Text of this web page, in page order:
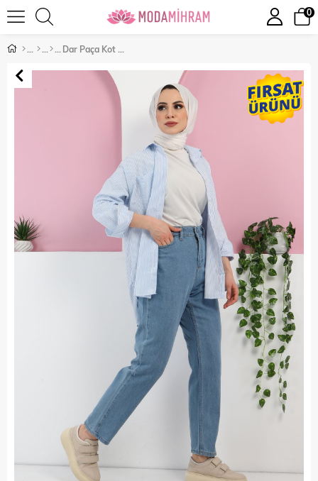
0
Dar Paça Kot Pantolon Açık Kot 6025